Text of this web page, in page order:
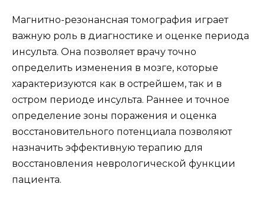
Магнитно-резонансная томография играет
важную роль в диагностике и оценке периода
инсульта. Она позволяет врачу точно
определить изменения в мозге, которые
характеризуются как в острейшем, так и в
остром периоде инсульта. Раннее и точное
определение зоны поражения и оценка
восстановительного потенциала позволяют
назначить эффективную терапию для
восстановления неврологической функции
пациента.